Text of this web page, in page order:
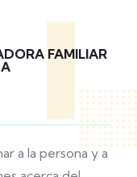
FAMILIAR
a la persona y a